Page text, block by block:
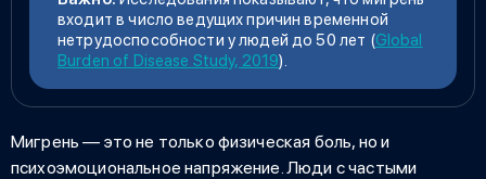
входит в число ведущих причин временной
нетрудоспособности у людей до 50 лет (Global
Burden of Disease Study, 2019).
Мигрень — это не только физическая боль, но и
психоэмоциональное напряжение. Люди с частыми